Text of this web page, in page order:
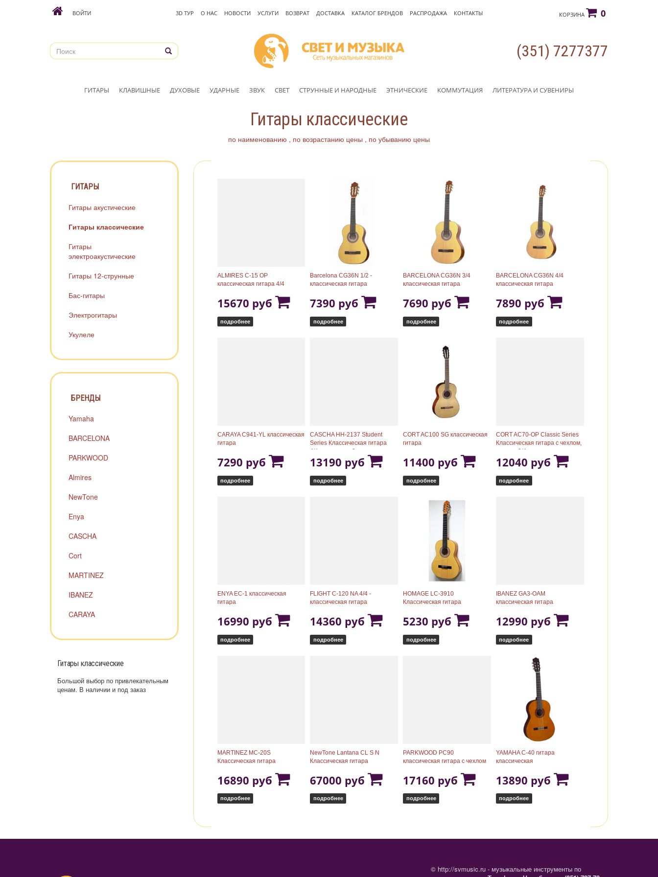
ВОЙТИ 3D ТУР О НАС НОВОСТИ УСЛУГИ ВОЗВРАТ ДОСТАВКА КАТАЛОГ БРЕНДОВ РАСПРОДАЖА КОНТАКТЫ КОРЗИНА 0
(351) 7277377
ГИТАРЫ КЛАВИШНЫЕ ДУХОВЫЕ УДАРНЫЕ ЗВУК СВЕТ СТРУННЫЕ И НАРОДНЫЕ ЭТНИЧЕСКИЕ КОММУТАЦИЯ ЛИТЕРАТУРА И СУВЕНИРЫ
Гитары классические
по наименованию по возрастанию цены по убыванию цены
ГИТАРЫ
Гитары акустические
Гитары классические
Гитары
электроакустические
Гитары 12-струнные
Бас-гитары
Электрогитары
Укулеле
БРЕНДЫ
Yamaha
BARCELONA
PARKWOOD
Almires
NewTone
Enya
CASCHA
Cort
MARTINEZ
IBANEZ
CARAYA
Гитары классические
Большой выбор по привлекательным
ценам. В наличии и под заказ
ALMIRES C-15 OP
классическая гитара 4/4
15670 руб
подробнее
Barcelona CG36N 1/2 -
классическая гитара
7390 руб
подробнее
BARCELONA CG36N 3/4
классическая гитара
7690 руб
подробнее
BARCELONA CG36N 4/4
классическая гитара
7890 руб
подробнее
CARAYA C941-YL классическая
гитара
7290 руб
подробнее
CASCHA HH-2137 Student
Series Классическая гитара
4/4, с чехлом и 3 медиаторами
13190 руб
подробнее
CORT AC100 SG классическая
гитара
11400 руб
подробнее
CORT AC70-OP Classic Series
Классическая гитара с чехлом,
размер 3/4
12040 руб
подробнее
ENYA EC-1 классическая
гитара
16990 руб
подробнее
FLIGHT C-120 NA 4/4 -
классическая гитара
14360 руб
подробнее
HOMAGE LC-3910
Классическая гитара
5230 руб
подробнее
IBANEZ GA3-OAM
классическая гитара
12990 руб
подробнее
MARTINEZ MC-20S
Классическая гитара
16890 руб
подробнее
NewTone Lantana CL S N
Классическая гитара
67000 руб
подробнее
PARKWOOD PC90
классическая гитара с чехлом
17160 руб
подробнее
YAMAHA C-40 гитара
классическая
13890 руб
подробнее
© http://svmusic.ru - музыкальные инструменты по